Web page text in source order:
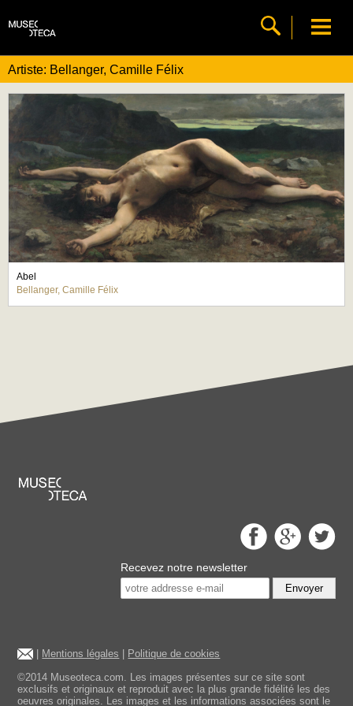
Artiste: Bellanger, Camille Félix
Abel
Bellanger, Camille Félix
Recevez notre newsletter
Envoyer
Mentions légales
Politique de cookies
©2014 Museoteca.com. Les images présentes sur ce site sont
exclusifs et originaux et reproduit avec la plus grande fidélité les des
oeuvres originales. Les images et les informations associées sont le